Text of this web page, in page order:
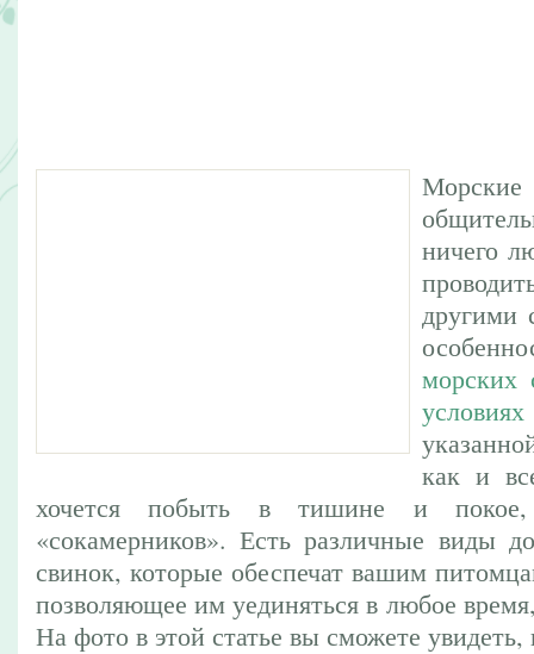
ничего
другими
морских
условиях
как и
хочется побыть в тишине и
«сокамерников». Есть различные виды
свинок, которые обеспечат вашим
позволяющее им уединяться в любое
На фото в этой статье вы сможете увидеть,